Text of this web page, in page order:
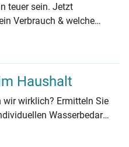
teuer sein. Jetzt
Verbrauch & welche
Haushalt
wir wirklich? Ermitteln Sie
Wasserbedarf